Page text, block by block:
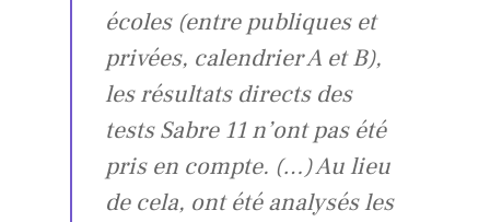
écoles (entre publiques et
privées, calendrier A et B),
les résultats directs des
tests Sabre 11 n’ont pas été
pris en compte. (…) Au lieu
de cela, ont été analysés les